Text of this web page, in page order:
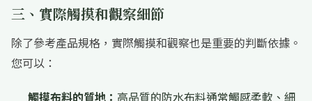
三、實際觸摸和觀察細節
除了參考產品規格，實際觸摸和觀察也是重要的判斷依據。
您可以：
觸摸布料的質地： 高品質的防水布料通常觸感柔軟、細